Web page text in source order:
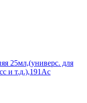
25мл,(универс. для
и т.д.),191Ас